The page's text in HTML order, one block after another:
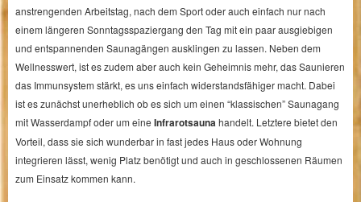
anstrengenden Arbeitstag, nach dem Sport oder auch einfach nur nach
einem längeren Sonntagsspaziergang den Tag mit ein paar ausgiebigen
und entspannenden Saunagängen ausklingen zu lassen. Neben dem
Wellnesswert, ist es zudem aber auch kein Geheimnis mehr, das Saunieren
das Immunsystem stärkt, es uns einfach widerstandsfähiger macht. Dabei
ist es zunächst unerheblich ob es sich um einen “klassischen” Saunagang
mit Wasserdampf oder um eine Infrarotsauna handelt. Letztere bietet den
Vorteil, dass sie sich wunderbar in fast jedes Haus oder Wohnung
integrieren lässt, wenig Platz benötigt und auch in geschlossenen Räumen
zum Einsatz kommen kann.